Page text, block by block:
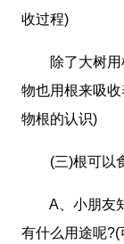
收过程)
除了大树用
物也用根来吸
物根的认识)
(三)根可以
A、小朋友知
有什么用途呢